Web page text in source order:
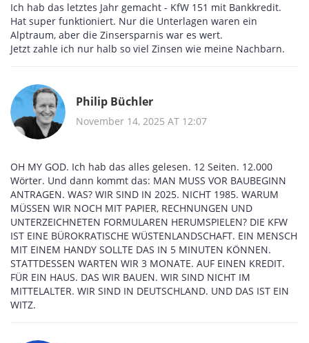
Ich hab das letztes Jahr gemacht - KfW 151 mit Bankkredit.
Hat super funktioniert. Nur die Unterlagen waren ein
Alptraum, aber die Zinsersparnis war es wert.
Jetzt zahle ich nur halb so viel Zinsen wie meine Nachbarn.
Philip Büchler
November 14, 2025 AT 12:07
OH MY GOD. Ich hab das alles gelesen. 12 Seiten. 12.000
Wörter. Und dann kommt das: MAN MUSS VOR BAUBEGINN
ANTRAGEN. WAS? WIR SIND IN 2025. NICHT 1985. WARUM
MÜSSEN WIR NOCH MIT PAPIER, RECHNUNGEN UND
UNTERZEICHNETEN FORMULAREN HERUMSPIELEN? DIE KFW
IST EINE BÜROKRATISCHE WÜSTENLANDSCHAFT. EIN MENSCH
MIT EINEM HANDY SOLLTE DAS IN 5 MINUTEN KÖNNEN.
STATTDESSEN WARTEN WIR 3 MONATE. AUF EINEN KREDIT.
FÜR EIN HAUS. DAS WIR BAUEN. WIR SIND NICHT IM
MITTELALTER. WIR SIND IN DEUTSCHLAND. UND DAS IST EIN
WITZ.